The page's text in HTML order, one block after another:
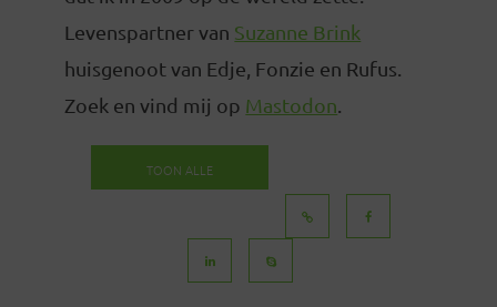
Levenspartner van Suzanne Brink
huisgenoot van Edje, Fonzie en Rufus.
Zoek en vind mij op Mastodon
TOON ALLE